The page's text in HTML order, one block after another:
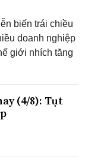
biến trái chiều
doanh nghiệp
giới nhích tăng
(4/8): Tụt